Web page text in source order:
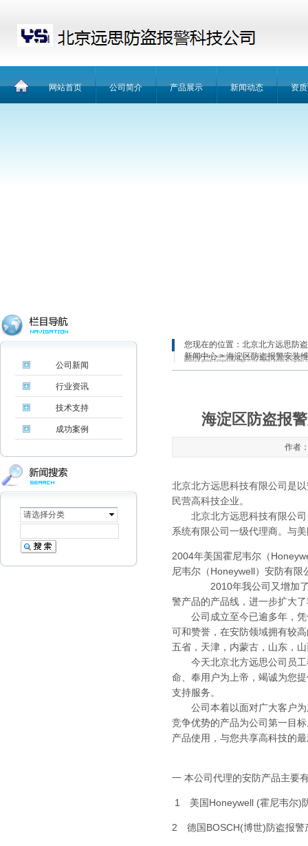
网站首页 公司简介 产品展示 新闻动态 资
公司新闻
行业资讯
技术支持
成功案例
请选择分类
您现在的位置： 北京北方远思防
新闻中心> 海淀区防盗报警安装
海淀区防盗报
作者
北京北方远思科技有限公司是
民营高科技企业。
北京北方远思科技有限公司
系统有限公司一级代理商。与
2004年美国霍尼韦尔（
尼韦尔（Honeywell）安防有限
2010年我公司又增加了以
警产品的产品线，进一步扩大
公司成立至今已逾多年，凭
可和赞誉，在安防领域拥有较
五省，天津，内蒙古，山东，
今天北京北方远思公司员工
命、奉用户为上帝，竭诚为您
支持服务。
公司本着以面对广大客户为
竞争优势的产品为公司第一目
产品使用，与您共享高科技的
一 本公司代理的安防产品主要
1 美国Honeywell (霍尼韦尔)
2 德国BOSCH(博世)防盗报警